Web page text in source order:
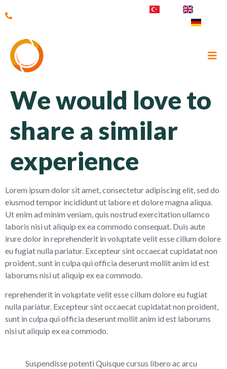
We would love to
share a similar
experience
Lorem ipsum dolor sit amet, consectetur adipiscing elit, sed do
eiusmod tempor incididunt ut labore et dolore magna aliqua.
Ut enim ad minim veniam, quis nostrud exercitation ullamco
laboris nisi ut aliquip ex ea commodo consequat. Duis aute
irure dolor in reprehenderit in voluptate velit esse cillum dolore
eu fugiat nulla pariatur. Excepteur sint occaecat cupidatat non
proident, sunt in culpa qui officia deserunt mollit anim id est
laborums nisi ut aliquip ex ea commodo.
reprehenderit in voluptate velit esse cillum dolore eu fugiat
nulla pariatur. Excepteur sint occaecat cupidatat non proident,
sunt in culpa qui officia deserunt mollit anim id est laborums
nisi ut aliquip ex ea commodo.
Suspendisse potenti Quisque cursus libero ac arcu